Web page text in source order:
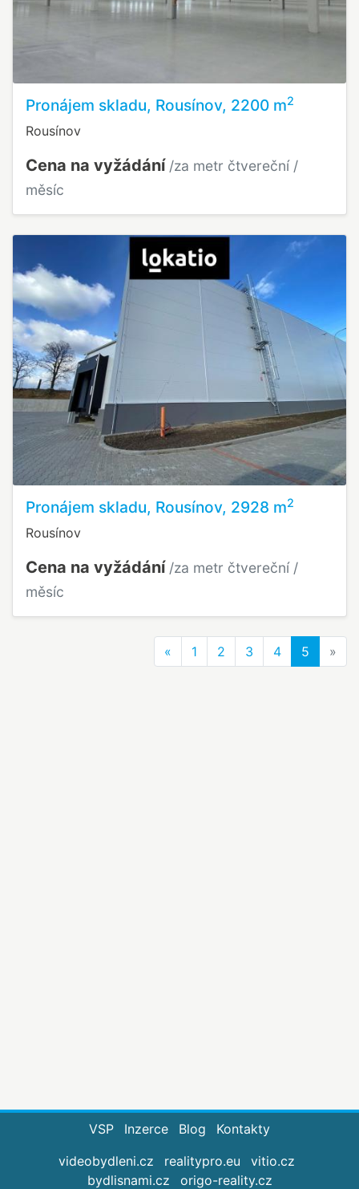
Pronájem skladu, Rousínov, 2200 m2
Rousínov
Cena na vyžádání /za metr čtvereční /
měsíc
Pronájem skladu, Rousínov, 2928 m2
Rousínov
Cena na vyžádání /za metr čtvereční /
měsíc
« Previous
1 2 3 4 5 »
VSP Inzerce Blog
Kontakty
videobydleni.cz
realitypro.eu
vitio.cz
bydlisnami.cz
origo-reality.cz